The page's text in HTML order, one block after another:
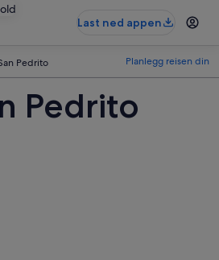
Last ned appen
Pedrito Planlegg reisen din
Pedrito